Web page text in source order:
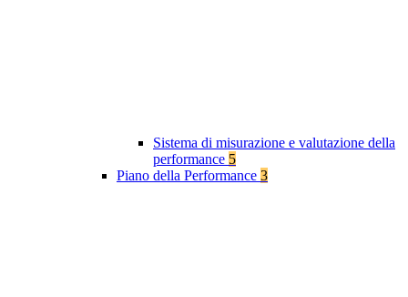
Sistema di misurazione e valutazione della
performance 5
Piano della Performance 3